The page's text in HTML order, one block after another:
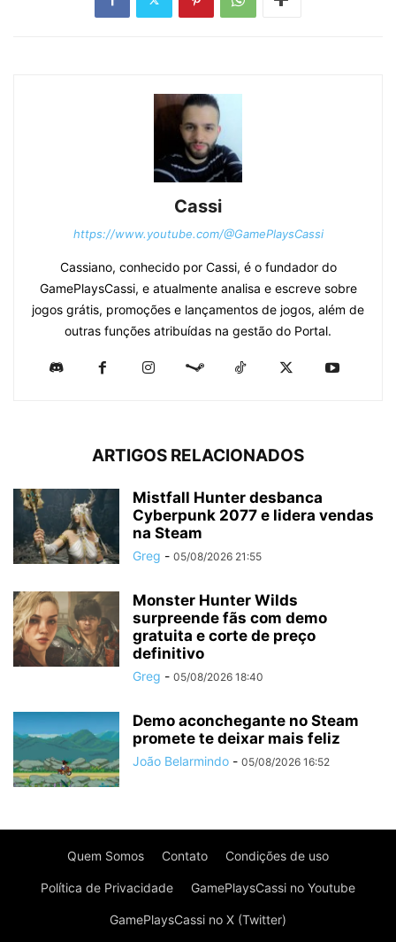
Cassi
https://www.youtube.com/@GamePlaysCassi
Cassiano, conhecido por Cassi, é o fundador do
GamePlaysCassi, e atualmente analisa e escreve sobre
jogos grátis, promoções e lançamentos de jogos, além de
outras funções atribuídas na gestão do Portal.
ARTIGOS RELACIONADOS
Mistfall Hunter desbanca
Cyberpunk 2077 e lidera vendas
na Steam
Greg - 05/08/2026 21:55
Monster Hunter Wilds
surpreende fãs com demo
gratuita e corte de preço
definitivo
Greg - 05/08/2026 18:40
Demo aconchegante no Steam
promete te deixar mais feliz
João Belarmindo - 05/08/2026 16:52
Quem Somos Contato Condições de uso
Política de Privacidade GamePlaysCassi no Youtube
GamePlaysCassi no X (Twitter)